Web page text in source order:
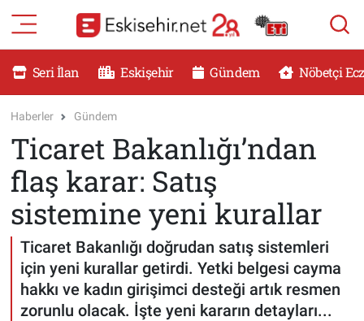
Seri İlan Eskişehir Gündem Nöbetçi
Haberler Gündem
Ticaret Bakanlığı’ndan
flaş karar: Satış
sistemine yeni kurallar
Ticaret Bakanlığı doğrudan satış sistemleri
için yeni kurallar getirdi. Yetki belgesi cayma
hakkı ve kadın girişimci desteği artık resmen
zorunlu olacak. İşte yeni kararın detayları...
RESMİ İLANLAR
DÜNYA
SAĞLIK
MAGAZİN
KADIN
TEKNOLOJİ
Eskişehir Nöbetçi Eczaneler
Eskişehir Namaz Vakitleri
Eskişehir Trafik Yoğunluk Haritası
Süper Lig Puan Durumu ve Fikstür
Tüm Manşetler
Son Dakika Haberleri